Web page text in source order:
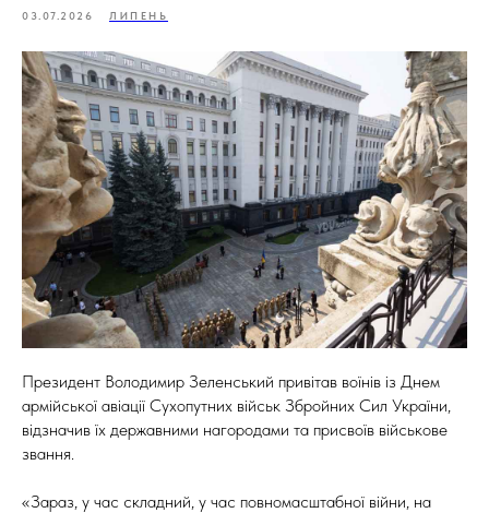
03.07.2026 ЛИПЕНЬ
Президент Володимир Зеленський привітав воїнів із Днем
армійської авіації Сухопутних військ Збройних Сил України,
відзначив їх державними нагородами та присвоїв військове
звання.
«Зараз, у час складний, у час повномасштабної війни, на